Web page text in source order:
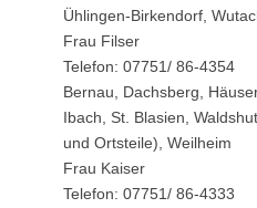
Ühlingen-Birkendorf,
Frau Filser
Telefon: 07751/ 86-4354
Bernau, Dachsberg,
Ibach, St. Blasien,
und Ortsteile), Weilheim
Frau Kaiser
Telefon: 07751/ 86-4333